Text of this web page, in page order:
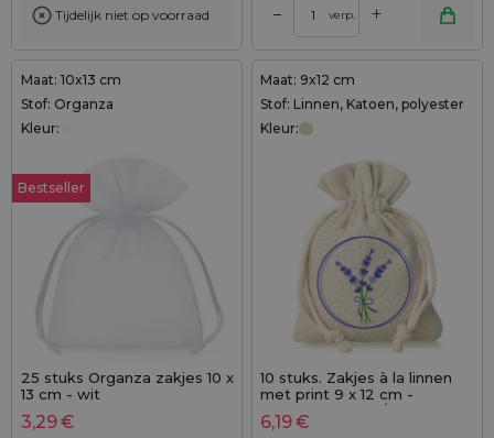
Tijdelijk niet op voorraad – verp. +
Maat: 10x13 cm
Stof: Organza
Kleur:
Bestseller
25 stuks Organza zakjes 10 x
13 cm - wit
3,29€
Maat: 9x12 cm
Stof: Linnen, Katoen, polyester
Kleur:
10 stuks. Zakjes à la linnen
met print 9 x 12 cm -
natuurlijke kleur / van
lavendel
6,19€